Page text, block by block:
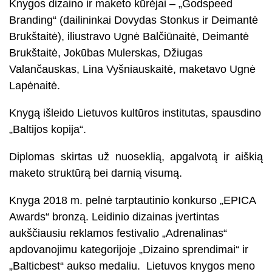
Knygos dizaino ir maketo kūrėjai – „Godspeed
Branding“ (dailininkai Dovydas Stonkus ir Deimantė
Brukštaitė), iliustravo Ugnė Balčiūnaitė, Deimantė
Brukštaitė, Jokūbas Mulerskas, Džiugas
Valančauskas, Lina Vyšniauskaitė, maketavo Ugnė
Lapėnaitė.
Knygą išleido Lietuvos kultūros institutas, spausdino
„Baltijos kopija“.
Diplomas skirtas už nuoseklią, apgalvotą ir aiškią
maketo struktūrą bei darnią visumą.
Knyga 2018 m. pelnė tarptautinio konkurso „EPICA
Awards“ bronzą. Leidinio dizainas įvertintas
aukščiausiu reklamos festivalio „Adrenalinas“
apdovanojimu kategorijoje „Dizaino sprendimai“ ir
„Balticbest“ aukso medaliu. Lietuvos knygos meno